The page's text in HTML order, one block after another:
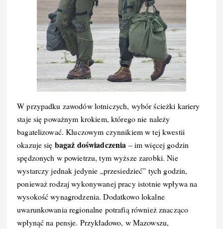
W przypadku zawodów lotniczych, wybór ścieżki kariery
staje się poważnym krokiem, którego nie należy
bagatelizować. Kluczowym czynnikiem w tej kwestii
okazuje się bagaż doświadczenia – im więcej godzin
spędzonych w powietrzu, tym wyższe zarobki. Nie
wystarczy jednak jedynie „przesiedzieć” tych godzin,
ponieważ rodzaj wykonywanej pracy istotnie wpływa na
wysokość wynagrodzenia. Dodatkowo lokalne
uwarunkowania regionalne potrafią również znacząco
wpłynąć na pensje. Przykładowo, w Mazowszu,